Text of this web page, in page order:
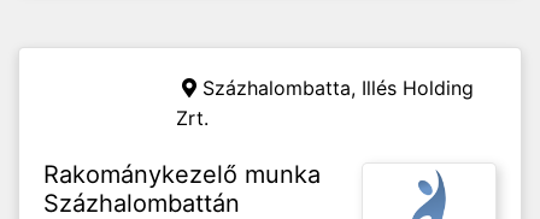
Százhalombatta, Illés Holding
Zrt.
Rakománykezelő munka
Százhalombattán